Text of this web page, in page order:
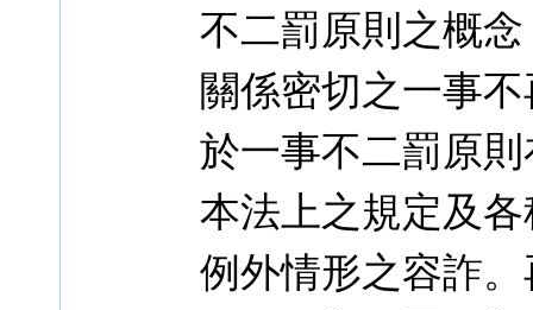
不二罰原則之概
關係密切之一事
於一事不二罰原
本法上之規定及
例外情形之容詐